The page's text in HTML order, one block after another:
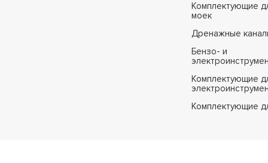
Комплектующие
моек
Дренажные
Бензо- и
Комплектующие
Комплектующие